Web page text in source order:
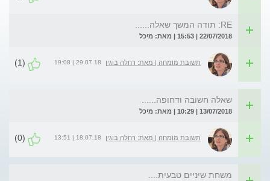
RE: תודה המשך שאלה......
22/07/2018 | 15:53 | מאת: מיכל
תשובת מומחה | מאת: רחלה בוגין 29.07.18 | 19:08
(1)
שאלה חשובה ודחופה......
13/07/2018 | 10:29 | מאת: מיכל
תשובת מומחה | מאת: רחלה בוגין 18.07.18 | 13:51
(0)
משחת שיניים טבעית....